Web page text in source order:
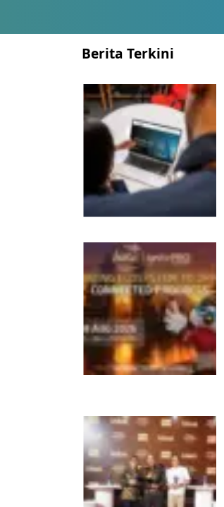
Berita Terkini